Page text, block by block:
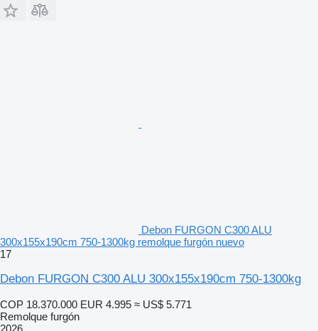
Debon FURGON C300 ALU
300x155x190cm 750-1300kg remolque furgón nuevo
17
Debon FURGON C300 ALU 300x155x190cm 750-1300kg
COP 18.370.000 EUR 4.995 ≈ US$ 5.771
Remolque furgón
2026